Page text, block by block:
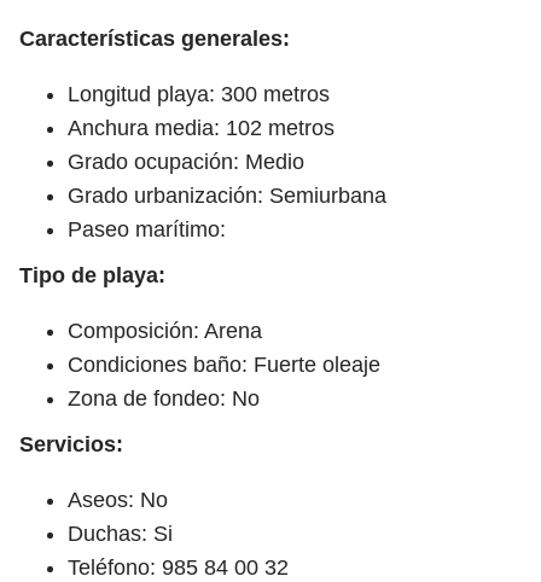
Características generales:
Longitud playa: 300 metros
Anchura media: 102 metros
Grado ocupación: Medio
Grado urbanización: Semiurbana
Paseo marítimo:
Tipo de playa:
Composición: Arena
Condiciones baño: Fuerte oleaje
Zona de fondeo: No
Servicios:
Aseos: No
Duchas: Si
Teléfono: 985 84 00 32